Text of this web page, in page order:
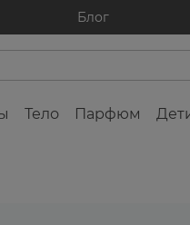
Блог
Тело Парфюм